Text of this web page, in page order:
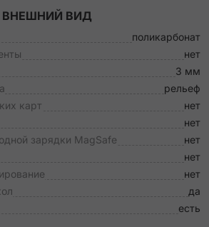
ВНЕШНИЙ ВИД
поликарбонат
нет
3 мм
рельеф
карт
нет
нет
зарядки MagSafe
нет
нет
нет
да
есть